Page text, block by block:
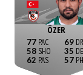
ÖZER
77
58
62
69
35
57